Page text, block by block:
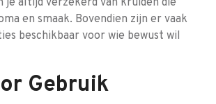
je altijd verzekerd van kruiden die
en smaak. Bovendien zijn er vaak
beschikbaar voor wie bewust wil
Gebruik